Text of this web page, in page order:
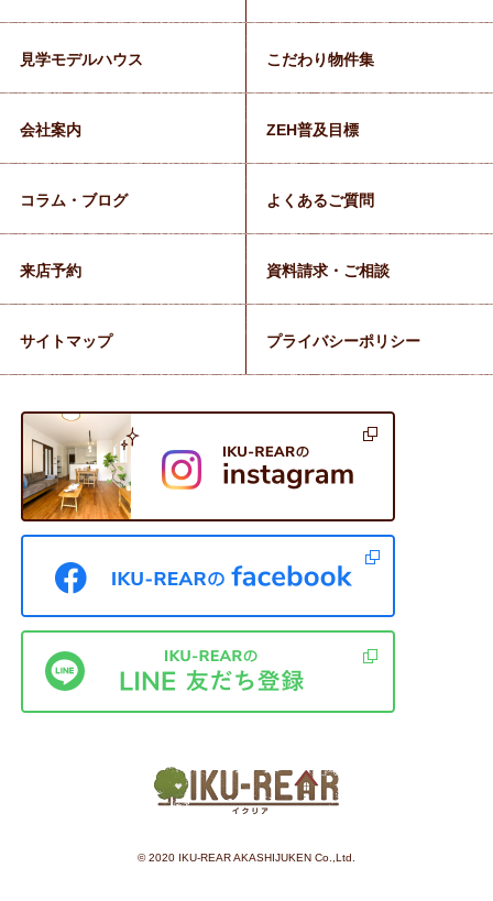
©︎ 2020 IKU-REAR AKASHIJUKEN Co.,Ltd.
見学モデルハウス こだわり物件集
会社案内 ZEH普及目標
コラム・ブログ よくあるご質問
来店予約 資料請求・ご相談
サイトマップ プライバシーポリシー